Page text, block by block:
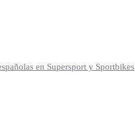
en Supersport y Sportbikes